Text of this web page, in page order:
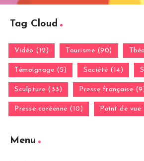
Tag Cloud
Vidéo (12) Tourisme (90)
Témoignage (5) Société (14)
Sculpture (33) Presse française
Presse coréenne (10) Point de vue
Menu